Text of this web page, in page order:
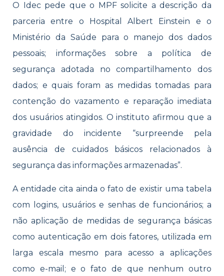
O Idec pede que o MPF solicite a descrição da
parceria entre o Hospital Albert Einstein e o
Ministério da Saúde para o manejo dos dados
pessoais; informações sobre a política de
segurança adotada no compartilhamento dos
dados; e quais foram as medidas tomadas para
contenção do vazamento e reparação imediata
dos usuários atingidos. O instituto afirmou que a
gravidade do incidente “surpreende pela
ausência de cuidados básicos relacionados à
segurança das informações armazenadas”.
A entidade cita ainda o fato de existir uma tabela
com logins, usuários e senhas de funcionários; a
não aplicação de medidas de segurança básicas
como autenticação em dois fatores, utilizada em
larga escala mesmo para acesso a aplicações
como e-mail; e o fato de que nenhum outro